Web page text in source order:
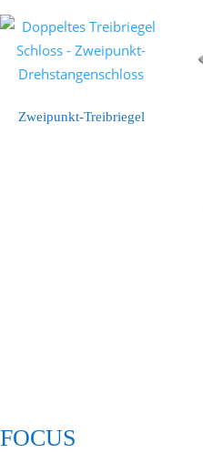
Zweipunkt-Treibriegel
FOCUS